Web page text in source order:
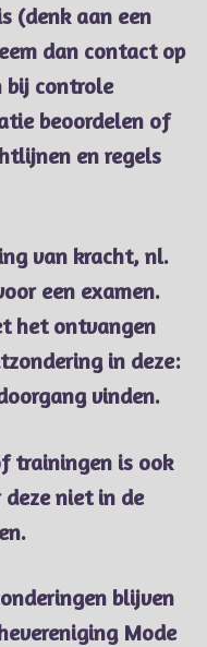
(denk aan een
dan contact op
bij controle
beoordelen of
en regels
van kracht, nl.
een examen.
het ontvangen
in deze:
vinden.
trainingen is ook
niet in de
blijven
Mode